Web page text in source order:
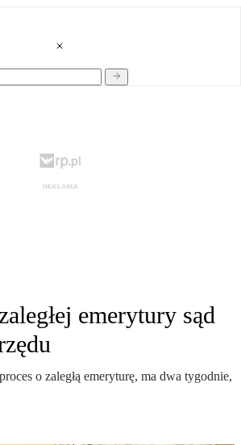
emerytury sąd
o zaległą emeryturę, ma dwa tygodnie,